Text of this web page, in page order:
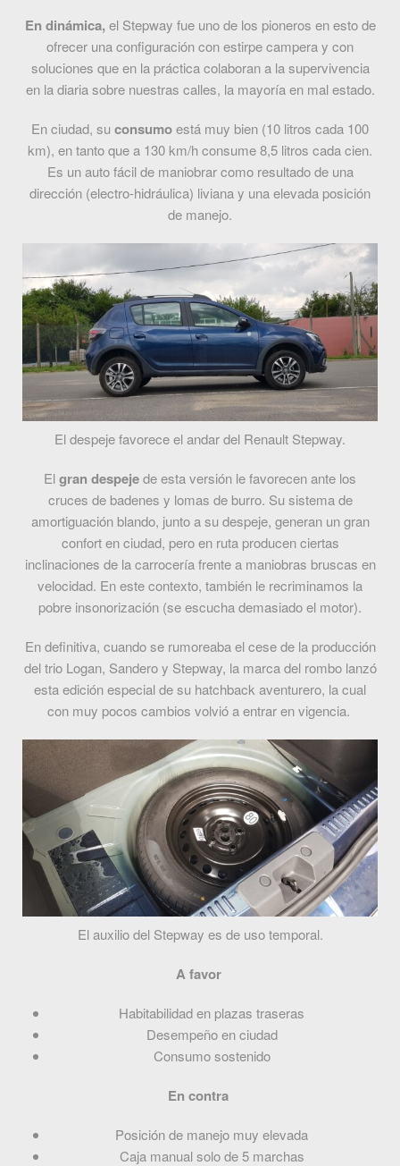
En dinámica, el Stepway fue uno de los pioneros en esto de
ofrecer una configuración con estirpe campera y con
soluciones que en la práctica colaboran a la supervivencia
en la diaria sobre nuestras calles, la mayoría en mal estado.
En ciudad, su consumoestá muy bien (10 litros cada 100
km), en tanto que a 130 km/h consume 8,5 litros cada cien.
Es un auto fácil de maniobrar como resultado de una
dirección (electro-hidráulica) liviana y una elevada posición
de manejo.
El despeje favorece el andar del Renault Stepway.
Elgran despejede esta versión le favorecen ante los
cruces de badenes y lomas de burro. Su sistema de
amortiguación blando, junto a su despeje, generan un gran
confort en ciudad, pero en ruta producen ciertas
inclinaciones de la carrocería frente a maniobras bruscas en
velocidad. En este contexto, también le recriminamos la
pobre insonorización (se escucha demasiado el motor).
En definitiva, cuando se rumoreaba el cese de la producción
del trio Logan, Sandero y Stepway, la marca del rombo lanzó
esta edición especial de su hatchback aventurero, la cual
con muy pocos cambios volvió a entrar en vigencia.
El auxilio del Stepway es de uso temporal.
A favor
Habitabilidad en plazas traseras
Desempeño en ciudad
Consumo sostenido
En contra
Posición de manejo muy elevada
Caja manual solo de 5 marchas